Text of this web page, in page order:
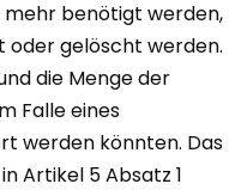
benötigt werden,
gelöscht werden.
die Menge der
Falle eines
werden könnten. Das
Artikel 5 Absatz 1